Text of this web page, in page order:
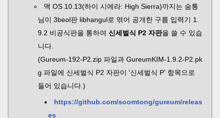
맥 OS 10.13(하이 시에라: High Sierra)까지는 숨통
님이 3beol판 libhangul로 엮어 공개한 구름 입력기 1.
9.2 비공식판을 통하여 신세벌식 P2 자판을 쓸 수 있습
니다.
(Gureum-192-P2.zip 파일과 GureumKIM-1.9.2-P2.pk
g 파일에 신세벌식 P2 자판이 '신세벌식 P' 항목으로
들어 있습니다.)
https://github.com/soomtong/gureum/releas
es